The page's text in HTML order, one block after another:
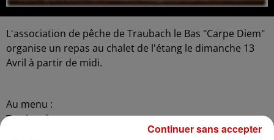
L'association de pêche de Traubach le Bas "Carpe Diem"
organise un repas au chalet de l'étang le dimanche 13
Avril à partir de midi.
Au menu :
Terrine de campagne
Continuer sans accepter